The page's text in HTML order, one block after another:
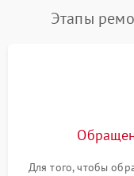
Этапы
Для того, чтобы